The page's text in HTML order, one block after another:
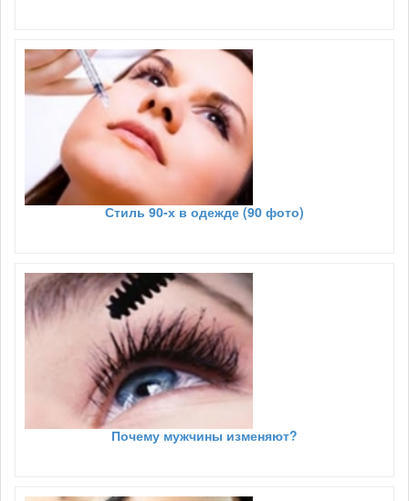
Стиль 90-х в одежде (90 фото)
Почему мужчины изменяют?